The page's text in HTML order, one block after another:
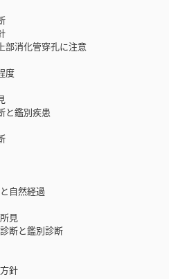
消化管穿孔に注意
度
鑑別疾患
自然経過
見
と鑑別診断
針